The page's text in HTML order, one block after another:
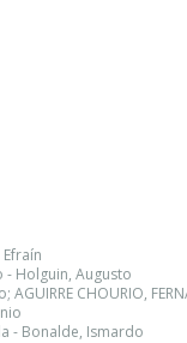
Holguin, Augusto
CHOURIO,
- Bonalde, Ismardo